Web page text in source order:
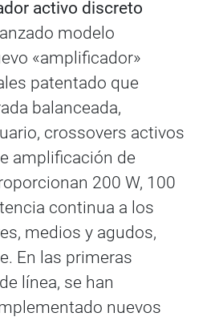
activo discreto
modelo
«amplificador»
patentado que
balanceada,
crossovers activos
amplificación de
200 W, 100
continua a los
medios y agudos,
En las primeras
línea, se han
nuevos